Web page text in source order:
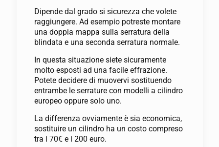
Dipende dal grado si sicurezza che volete
raggiungere. Ad esempio potreste montare
una doppia mappa sulla serratura della
blindata e una seconda serratura normale.
In questa situazione siete sicuramente
molto esposti ad una facile effrazione.
Potete decidere di muovervi sostituendo
entrambe le serrature con modelli a cilindro
europeo oppure solo uno.
La differenza ovviamente è sia economica,
sostituire un cilindro ha un costo compreso
tra i 70€ e i 200 euro.